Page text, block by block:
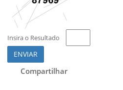
Insira o Resultado
ENVIAR
Compartilhar